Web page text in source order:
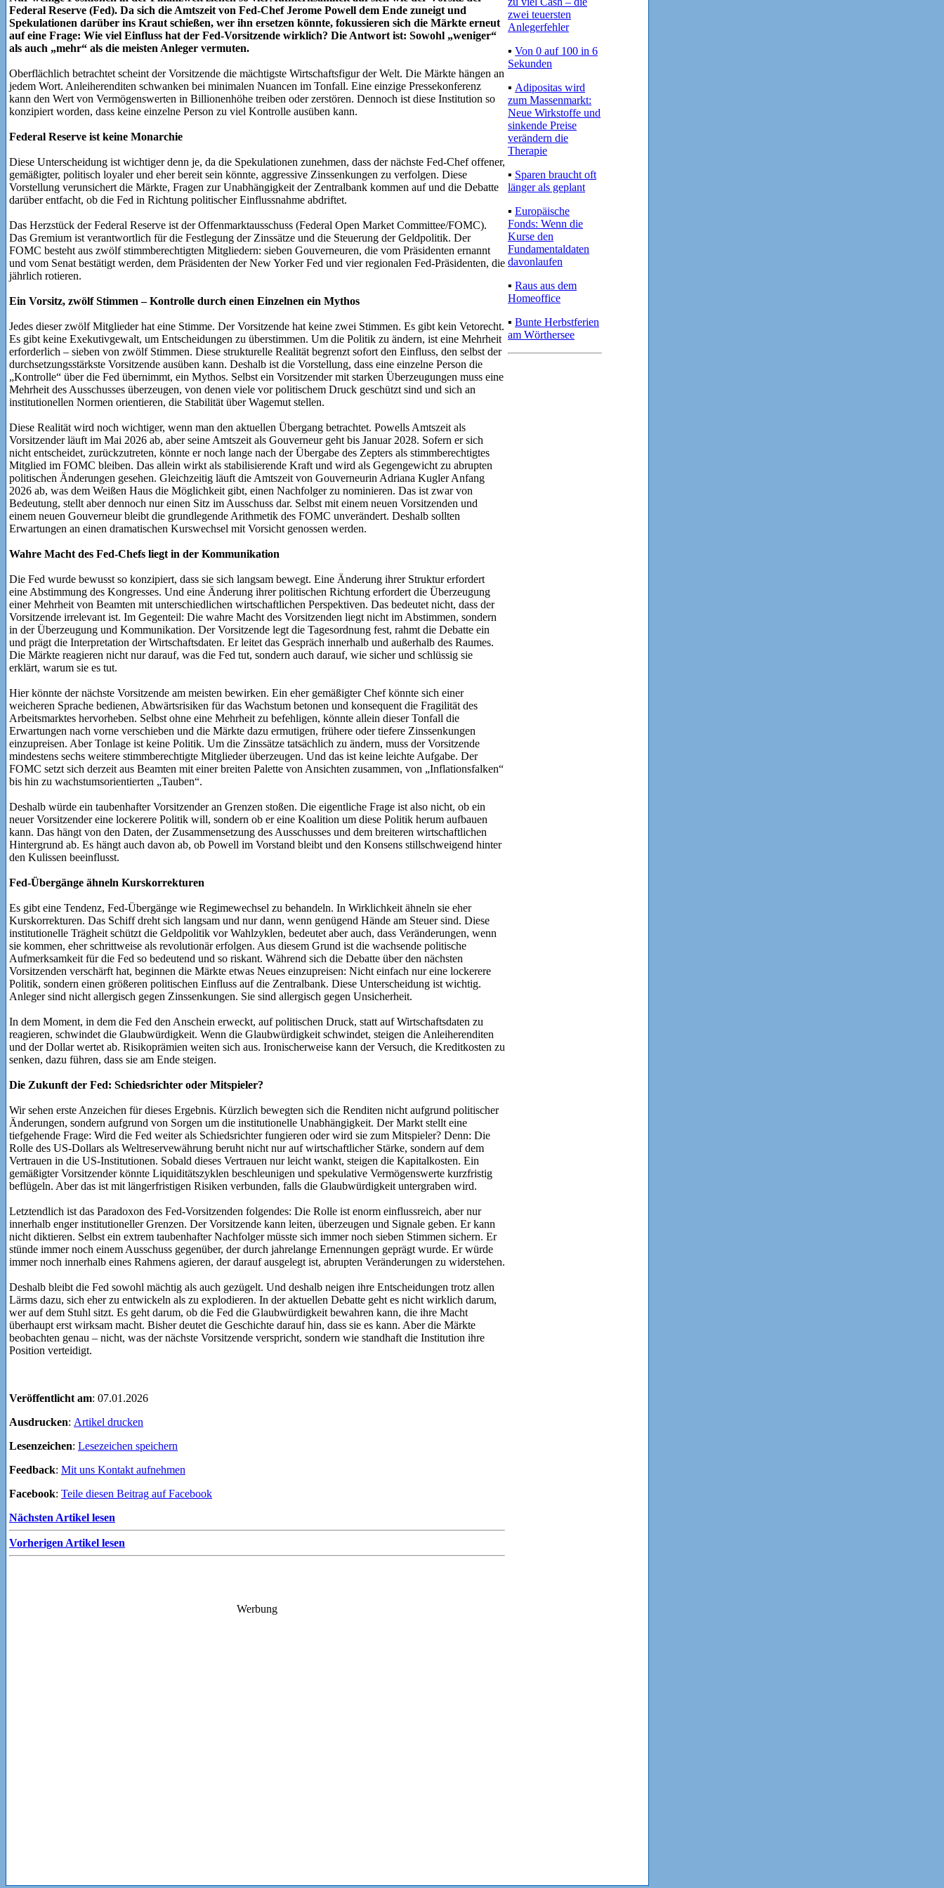
Federal Reserve (Fed). Da sich die Amtszeit von Fed-Chef Jerome Powell dem Ende zuneigt und
Spekulationen darüber ins Kraut schießen, wer ihn ersetzen könnte, fokussieren sich die Märkte erneut
auf eine Frage: Wie viel Einfluss hat der Fed-Vorsitzende wirklich? Die Antwort ist: Sowohl „weniger“
als auch „mehr“ als die meisten Anleger vermuten.
Oberflächlich betrachtet scheint der Vorsitzende die mächtigste Wirtschaftsfigur der Welt. Die Märkte hängen an
jedem Wort. Anleiherenditen schwanken bei minimalen Nuancen im Tonfall. Eine einzige Pressekonferenz
kann den Wert von Vermögenswerten in Billionenhöhe treiben oder zerstören. Dennoch ist diese Institution so
konzipiert worden, dass keine einzelne Person zu viel Kontrolle ausüben kann.
Federal Reserve ist keine Monarchie
Diese Unterscheidung ist wichtiger denn je, da die Spekulationen zunehmen, dass der nächste Fed-Chef offener,
gemäßigter, politisch loyaler und eher bereit sein könnte, aggressive Zinssenkungen zu verfolgen. Diese
Vorstellung verunsichert die Märkte, Fragen zur Unabhängigkeit der Zentralbank kommen auf und die Debatte
darüber entfacht, ob die Fed in Richtung politischer Einflussnahme abdriftet.
Das Herzstück der Federal Reserve ist der Offenmarktausschuss (Federal Open Market Committee/FOMC).
Das Gremium ist verantwortlich für die Festlegung der Zinssätze und die Steuerung der Geldpolitik. Der
FOMC besteht aus zwölf stimmberechtigten Mitgliedern: sieben Gouverneuren, die vom Präsidenten ernannt
und vom Senat bestätigt werden, dem Präsidenten der New Yorker Fed und vier regionalen Fed-Präsidenten, die
jährlich rotieren.
Ein Vorsitz, zwölf Stimmen – Kontrolle durch einen Einzelnen ein Mythos
Jedes dieser zwölf Mitglieder hat eine Stimme. Der Vorsitzende hat keine zwei Stimmen. Es gibt kein Vetorecht.
Es gibt keine Exekutivgewalt, um Entscheidungen zu überstimmen. Um die Politik zu ändern, ist eine Mehrheit
erforderlich – sieben von zwölf Stimmen. Diese strukturelle Realität begrenzt sofort den Einfluss, den selbst der
durchsetzungsstärkste Vorsitzende ausüben kann. Deshalb ist die Vorstellung, dass eine einzelne Person die
„Kontrolle“ über die Fed übernimmt, ein Mythos. Selbst ein Vorsitzender mit starken Überzeugungen muss eine
Mehrheit des Ausschusses überzeugen, von denen viele vor politischem Druck geschützt sind und sich an
institutionellen Normen orientieren, die Stabilität über Wagemut stellen.
Diese Realität wird noch wichtiger, wenn man den aktuellen Übergang betrachtet. Powells Amtszeit als
Vorsitzender läuft im Mai 2026 ab, aber seine Amtszeit als Gouverneur geht bis Januar 2028. Sofern er sich
nicht entscheidet, zurückzutreten, könnte er noch lange nach der Übergabe des Zepters als stimmberechtigtes
Mitglied im FOMC bleiben. Das allein wirkt als stabilisierende Kraft und wird als Gegengewicht zu abrupten
politischen Änderungen gesehen. Gleichzeitig läuft die Amtszeit von Gouverneurin Adriana Kugler Anfang
2026 ab, was dem Weißen Haus die Möglichkeit gibt, einen Nachfolger zu nominieren. Das ist zwar von
Bedeutung, stellt aber dennoch nur einen Sitz im Ausschuss dar. Selbst mit einem neuen Vorsitzenden und
einem neuen Gouverneur bleibt die grundlegende Arithmetik des FOMC unverändert. Deshalb sollten
Erwartungen an einen dramatischen Kurswechsel mit Vorsicht genossen werden.
Wahre Macht des Fed-Chefs liegt in der Kommunikation
Die Fed wurde bewusst so konzipiert, dass sie sich langsam bewegt. Eine Änderung ihrer Struktur erfordert
eine Abstimmung des Kongresses. Und eine Änderung ihrer politischen Richtung erfordert die Überzeugung
einer Mehrheit von Beamten mit unterschiedlichen wirtschaftlichen Perspektiven. Das bedeutet nicht, dass der
Vorsitzende irrelevant ist. Im Gegenteil: Die wahre Macht des Vorsitzenden liegt nicht im Abstimmen, sondern
in der Überzeugung und Kommunikation. Der Vorsitzende legt die Tagesordnung fest, rahmt die Debatte ein
und prägt die Interpretation der Wirtschaftsdaten. Er leitet das Gespräch innerhalb und außerhalb des Raumes.
Die Märkte reagieren nicht nur darauf, was die Fed tut, sondern auch darauf, wie sicher und schlüssig sie
erklärt, warum sie es tut.
Hier könnte der nächste Vorsitzende am meisten bewirken. Ein eher gemäßigter Chef könnte sich einer
weicheren Sprache bedienen, Abwärtsrisiken für das Wachstum betonen und konsequent die Fragilität des
Arbeitsmarktes hervorheben. Selbst ohne eine Mehrheit zu befehligen, könnte allein dieser Tonfall die
Erwartungen nach vorne verschieben und die Märkte dazu ermutigen, frühere oder tiefere Zinssenkungen
einzupreisen. Aber Tonlage ist keine Politik. Um die Zinssätze tatsächlich zu ändern, muss der Vorsitzende
mindestens sechs weitere stimmberechtigte Mitglieder überzeugen. Und das ist keine leichte Aufgabe. Der
FOMC setzt sich derzeit aus Beamten mit einer breiten Palette von Ansichten zusammen, von „Inflationsfalken“
bis hin zu wachstumsorientierten „Tauben“.
Deshalb würde ein taubenhafter Vorsitzender an Grenzen stoßen. Die eigentliche Frage ist also nicht, ob ein
neuer Vorsitzender eine lockerere Politik will, sondern ob er eine Koalition um diese Politik herum aufbauen
kann. Das hängt von den Daten, der Zusammensetzung des Ausschusses und dem breiteren wirtschaftlichen
Hintergrund ab. Es hängt auch davon ab, ob Powell im Vorstand bleibt und den Konsens stillschweigend hinter
den Kulissen beeinflusst.
Fed-Übergänge ähneln Kurskorrekturen
Es gibt eine Tendenz, Fed-Übergänge wie Regimewechsel zu behandeln. In Wirklichkeit ähneln sie eher
Kurskorrekturen. Das Schiff dreht sich langsam und nur dann, wenn genügend Hände am Steuer sind. Diese
institutionelle Trägheit schützt die Geldpolitik vor Wahlzyklen, bedeutet aber auch, dass Veränderungen, wenn
sie kommen, eher schrittweise als revolutionär erfolgen. Aus diesem Grund ist die wachsende politische
Aufmerksamkeit für die Fed so bedeutend und so riskant. Während sich die Debatte über den nächsten
Vorsitzenden verschärft hat, beginnen die Märkte etwas Neues einzupreisen: Nicht einfach nur eine lockerere
Politik, sondern einen größeren politischen Einfluss auf die Zentralbank. Diese Unterscheidung ist wichtig.
Anleger sind nicht allergisch gegen Zinssenkungen. Sie sind allergisch gegen Unsicherheit.
In dem Moment, in dem die Fed den Anschein erweckt, auf politischen Druck, statt auf Wirtschaftsdaten zu
reagieren, schwindet die Glaubwürdigkeit. Wenn die Glaubwürdigkeit schwindet, steigen die Anleiherenditen
und der Dollar wertet ab. Risikoprämien weiten sich aus. Ironischerweise kann der Versuch, die Kreditkosten zu
senken, dazu führen, dass sie am Ende steigen.
Die Zukunft der Fed: Schiedsrichter oder Mitspieler?
Wir sehen erste Anzeichen für dieses Ergebnis. Kürzlich bewegten sich die Renditen nicht aufgrund politischer
Änderungen, sondern aufgrund von Sorgen um die institutionelle Unabhängigkeit. Der Markt stellt eine
tiefgehende Frage: Wird die Fed weiter als Schiedsrichter fungieren oder wird sie zum Mitspieler? Denn: Die
Rolle des US-Dollars als Weltreservewährung beruht nicht nur auf wirtschaftlicher Stärke, sondern auf dem
Vertrauen in die US-Institutionen. Sobald dieses Vertrauen nur leicht wankt, steigen die Kapitalkosten. Ein
gemäßigter Vorsitzender könnte Liquiditätszyklen beschleunigen und spekulative Vermögenswerte kurzfristig
beflügeln. Aber das ist mit längerfristigen Risiken verbunden, falls die Glaubwürdigkeit untergraben wird.
Letztendlich ist das Paradoxon des Fed-Vorsitzenden folgendes: Die Rolle ist enorm einflussreich, aber nur
innerhalb enger institutioneller Grenzen. Der Vorsitzende kann leiten, überzeugen und Signale geben. Er kann
nicht diktieren. Selbst ein extrem taubenhafter Nachfolger müsste sich immer noch sieben Stimmen sichern. Er
stünde immer noch einem Ausschuss gegenüber, der durch jahrelange Ernennungen geprägt wurde. Er würde
immer noch innerhalb eines Rahmens agieren, der darauf ausgelegt ist, abrupten Veränderungen zu widerstehen.
Deshalb bleibt die Fed sowohl mächtig als auch gezügelt. Und deshalb neigen ihre Entscheidungen trotz allen
Lärms dazu, sich eher zu entwickeln als zu explodieren. In der aktuellen Debatte geht es nicht wirklich darum,
wer auf dem Stuhl sitzt. Es geht darum, ob die Fed die Glaubwürdigkeit bewahren kann, die ihre Macht
überhaupt erst wirksam macht. Bisher deutet die Geschichte darauf hin, dass sie es kann. Aber die Märkte
beobachten genau – nicht, was der nächste Vorsitzende verspricht, sondern wie standhaft die Institution ihre
Position verteidigt.
Veröffentlicht am: 07.01.2026
Ausdrucken: Artikel drucken
Lesenzeichen: Lesezeichen speichern
Feedback: Mit uns Kontakt aufnehmen
Facebook: Teile diesen Beitrag auf Facebook
Nächsten Artikel lesen
Vorherigen Artikel lesen
zwei teuersten
Anlegerfehler
▪ Von 0 auf 100 in 6
Sekunden
▪ Adipositas wird
zum Massenmarkt:
Neue Wirkstoffe und
sinkende Preise
verändern die
Therapie
▪ Sparen braucht oft
länger als geplant
▪ Europäische
Fonds: Wenn die
Kurse den
Fundamentaldaten
davonlaufen
▪ Raus aus dem
Homeoffice
▪ Bunte Herbstferien
am Wörthersee
Werbung